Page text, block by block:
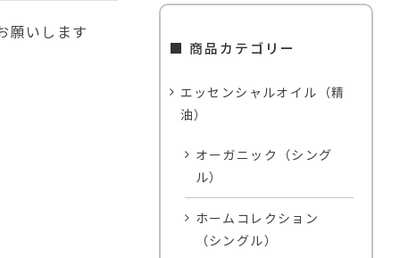
願いします
■ 商品カテゴリー
エッセンシャルオイル（精
油）
オーガニック（シング
ル）
ホームコレクション
（シングル）